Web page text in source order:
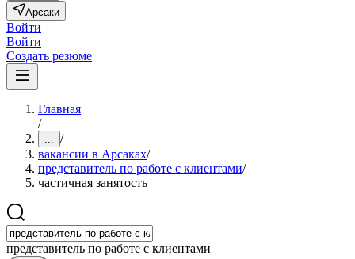
Арсаки
Войти
Войти
Создать резюме
Главная
/
... /
вакансии в Арсаках/
представитель по работе с клиентами/
частичная занятость
представитель по работе с клиентами